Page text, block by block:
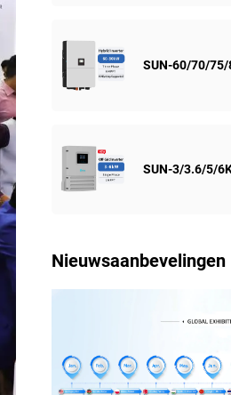
SUN-60/70/75/
SUN-3/3.6/5/
Nieuwsaanbevelingen